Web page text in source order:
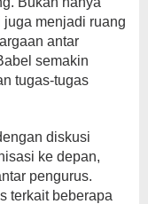
menjadi ruang
antar
semakin
tugas-tugas
diskusi
ke depan,
pengurus.
terkait beberapa